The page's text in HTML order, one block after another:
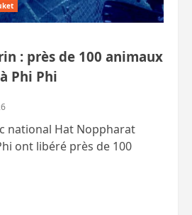
: près de 100 animaux
Phi Phi
national Hat Noppharat
ont libéré près de 100